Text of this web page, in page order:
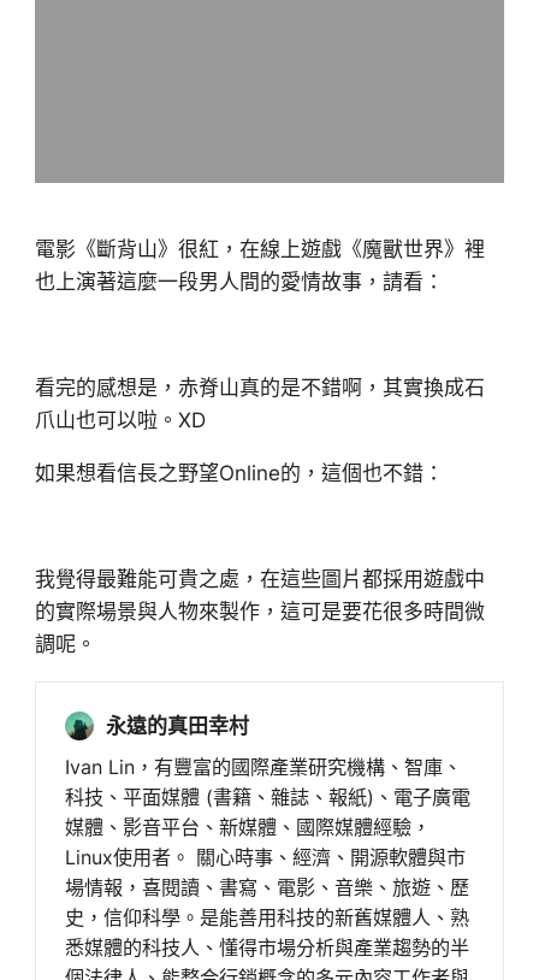
電影《斷背山》很紅，在線上遊戲《魔獸世界》裡
也上演著這麼一段男人間的愛情故事，請看：
看完的感想是，赤脊山真的是不錯啊，其實換成石
爪山也可以啦。XD
如果想看信長之野望Online的，這個也不錯：
我覺得最難能可貴之處，在這些圖片都採用遊戲中
的實際場景與人物來製作，這可是要花很多時間微
調呢。
永遠的真田幸村
Ivan Lin，有豐富的國際產業研究機構、智庫、
科技、平面媒體 (書籍、雜誌、報紙)、電子廣電
媒體、影音平台、新媒體、國際媒體經驗，
Linux使用者。 關心時事、經濟、開源軟體與市
場情報，喜閱讀、書寫、電影、音樂、旅遊、歷
史，信仰科學。是能善用科技的新舊媒體人、熟
悉媒體的科技人、懂得市場分析與產業趨勢的半